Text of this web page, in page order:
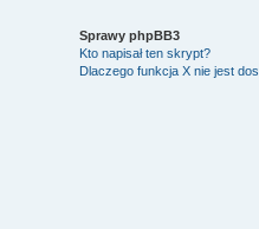
Sprawy phpBB3
Kto napisał ten skrypt?
Dlaczego funkcja X nie jest